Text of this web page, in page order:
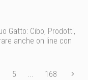
Gatto: Cibo, Prodotti,
anche on line con
5 168